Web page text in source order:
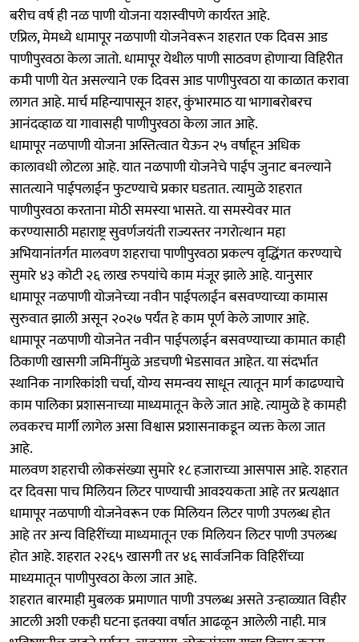
बरीच वर्ष ही नळ पाणी योजना यशस्वीपणे कार्यरत आहे.
एप्रिल, मेमध्ये धामापूर नळपाणी योजनेवरून शहरात एक दिवस आड
पाणीपुरवठा केला जातो. धामापूर येथील पाणी साठवण होणाऱ्या विहिरीत
कमी पाणी येत असल्याने एक दिवस आड पाणीपुरवठा या काळात करावा
लागत आहे. मार्च महिन्यापासून शहर, कुंभारमाठ या भागाबरोबरच
आनंदव्हाळ या गावासही पाणीपुरवठा केला जात आहे.
धामापूर नळपाणी योजना अस्तित्वात येऊन २५ वर्षाहून अधिक
कालावधी लोटला आहे. यात नळपाणी योजनेचे पाईप जुनाट बनल्याने
सातत्याने पाईपलाईन फुटण्याचे प्रकार घडतात. त्यामुळे शहरात
पाणीपुरवठा करताना मोठी समस्या भासते. या समस्येवर मात
करण्यासाठी महाराष्ट्र सुवर्णजयंती राज्यस्तर नगरोत्थान महा
अभियानांतर्गत मालवण शहराचा पाणीपुरवठा प्रकल्प वृद्धिंगत करण्याचे
सुमारे ४३ कोटी २६ लाख रुपयांचे काम मंजूर झाले आहे. यानुसार
धामापूर नळपाणी योजनेच्या नवीन पाईपलाईन बसवण्याच्या कामास
सुरुवात झाली असून २०२७ पर्यंत हे काम पूर्ण केले जाणार आहे.
धामापूर नळपाणी योजनेत नवीन पाईपलाईन बसवण्याच्या कामात काही
ठिकाणी खासगी जमिनींमुळे अडचणी भेडसावत आहेत. या संदर्भात
स्थानिक नागरिकांशी चर्चा, योग्य समन्वय साधून त्यातून मार्ग काढण्याचे
काम पालिका प्रशासनाच्या माध्यमातून केले जात आहे. त्यामुळे हे कामही
लवकरच मार्गी लागेल असा विश्वास प्रशासनाकडून व्यक्त केला जात
आहे.
मालवण शहराची लोकसंख्या सुमारे १८ हजाराच्या आसपास आहे. शहरात
दर दिवसा पाच मिलियन लिटर पाण्याची आवश्यकता आहे तर प्रत्यक्षात
धामापूर नळपाणी योजनेवरून एक मिलियन लिटर पाणी उपलब्ध होत
आहे तर अन्य विहिरींच्या माध्यमातून एक मिलियन लिटर पाणी उपलब्ध
होत आहे. शहरात २२६५ खासगी तर ४६ सार्वजनिक विहिरींच्या
माध्यमातून पाणीपुरवठा केला जात आहे.
शहरात बारमाही मुबलक प्रमाणात पाणी उपलब्ध असते उन्हाळ्यात विहीर
आटली अशी एकही घटना इतक्या वर्षात आढळून आलेली नाही. मात्र